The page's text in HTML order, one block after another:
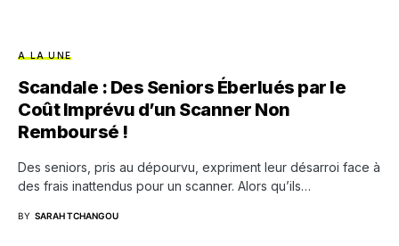
A LA UNE
Scandale : Des Seniors Éberlués par le
Coût Imprévu d’un Scanner Non
Remboursé !
Des seniors, pris au dépourvu, expriment leur désarroi face à
des frais inattendus pour un scanner. Alors qu’ils…
BY SARAH TCHANGOU